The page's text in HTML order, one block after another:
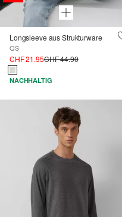
Longsleeve aus Strukturware
QS
CHF 21.95CHF 44.90
NACHHALTIG